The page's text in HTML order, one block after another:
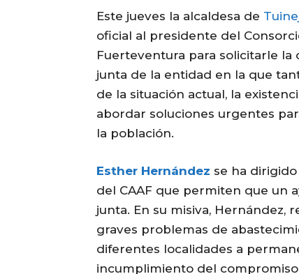
Este jueves la alcaldesa de
oficial al presidente del
Fuerteventura para solicitarle
junta de la entidad en la que
de la situación actual, la
abordar soluciones urgentes
la población.
Esther Hernández se ha
del CAAF que permiten que un
junta. En su misiva, Hernández,
graves problemas de
diferentes localidades a
incumplimiento del